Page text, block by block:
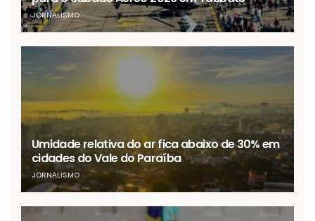
JORNALISMO
Umidade relativa do ar fica abaixo de 30% em
cidades do Vale do Paraíba
JORNALISMO